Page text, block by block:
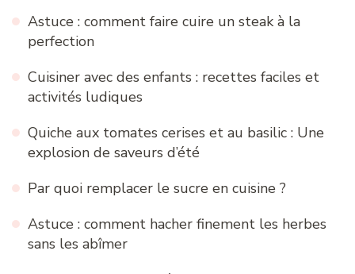
Astuce : comment faire cuire un steak à la
perfection
Cuisiner avec des enfants : recettes faciles et
activités ludiques
Quiche aux tomates cerises et au basilic : Une
explosion de saveurs d’été
Par quoi remplacer le sucre en cuisine ?
Astuce : comment hacher finement les herbes
sans les abîmer